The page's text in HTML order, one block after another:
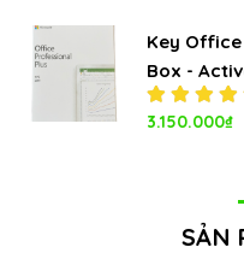
sao
Key Office
Box -
Được
3.150.000₫
SẢN